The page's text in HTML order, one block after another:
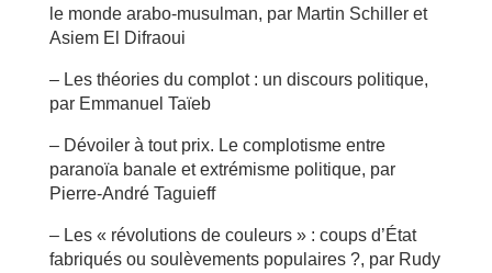
le monde arabo-musulman, par Martin Schiller et
Asiem El Difraoui
– Les théories du complot : un discours politique,
par Emmanuel Taïeb
– Dévoiler à tout prix. Le complotisme entre
paranoïa banale et extrémisme politique, par
Pierre-André Taguieff
– Les « révolutions de couleurs » : coups d’État
fabriqués ou soulèvements populaires ?, par Rudy